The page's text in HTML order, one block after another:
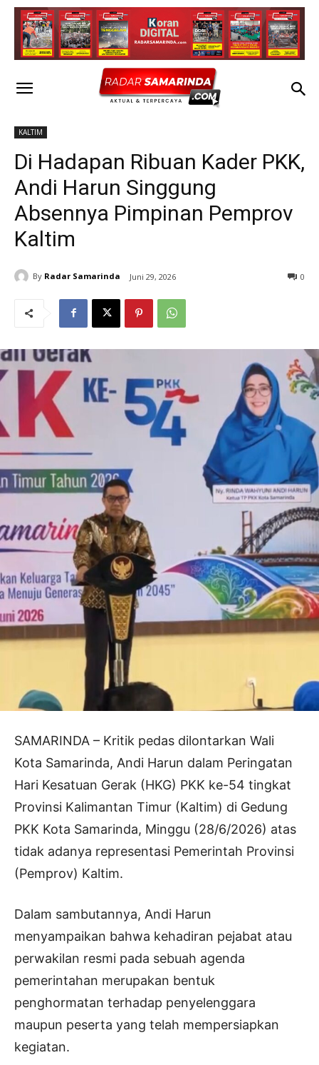
KALTIM
Di Hadapan Ribuan Kader PKK,
Andi Harun Singgung
Absennya Pimpinan Pemprov
Kaltim
By Radar Samarinda Juni 29, 2026 0
SAMARINDA – Kritik pedas dilontarkan Wali
Kota Samarinda, Andi Harun dalam Peringatan
Hari Kesatuan Gerak (HKG) PKK ke-54 tingkat
Provinsi Kalimantan Timur (Kaltim) di Gedung
PKK Kota Samarinda, Minggu (28/6/2026) atas
tidak adanya representasi Pemerintah Provinsi
(Pemprov) Kaltim.
Dalam sambutannya, Andi Harun
menyampaikan bahwa kehadiran pejabat atau
perwakilan resmi pada sebuah agenda
pemerintahan merupakan bentuk
penghormatan terhadap penyelenggara
maupun peserta yang telah mempersiapkan
kegiatan.